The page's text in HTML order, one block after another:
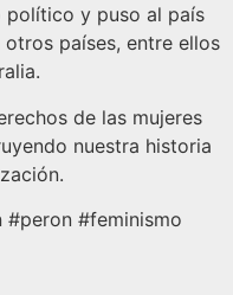
político y puso al país
países, entre ellos
de las mujeres
nuestra historia
#feminismo